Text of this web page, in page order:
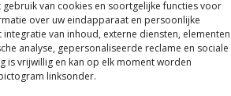
gebruik van cookies en soortgelijke functies voor
over uw eindapparaat en persoonlijke
integratie van inhoud, externe diensten, elementen
analyse, gepersonaliseerde reclame en sociale
is vrijwillig en kan op elk moment worden
linksonder.
Zuid,Driehuisen
Spaarnwoude.